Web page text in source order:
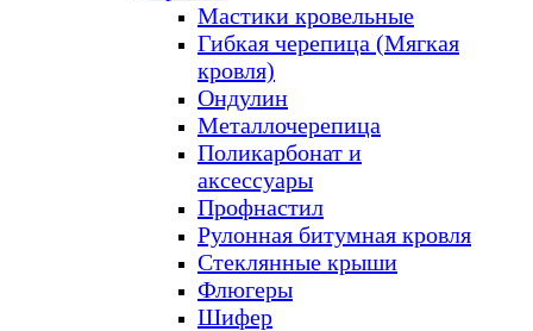
Мастики кровельные
Гибкая черепица (Мягкая
кровля)
Ондулин
Металлочерепица
Поликарбонат и
аксессуары
Профнастил
Рулонная битумная кровля
Стеклянные крыши
Флюгеры
Шифер